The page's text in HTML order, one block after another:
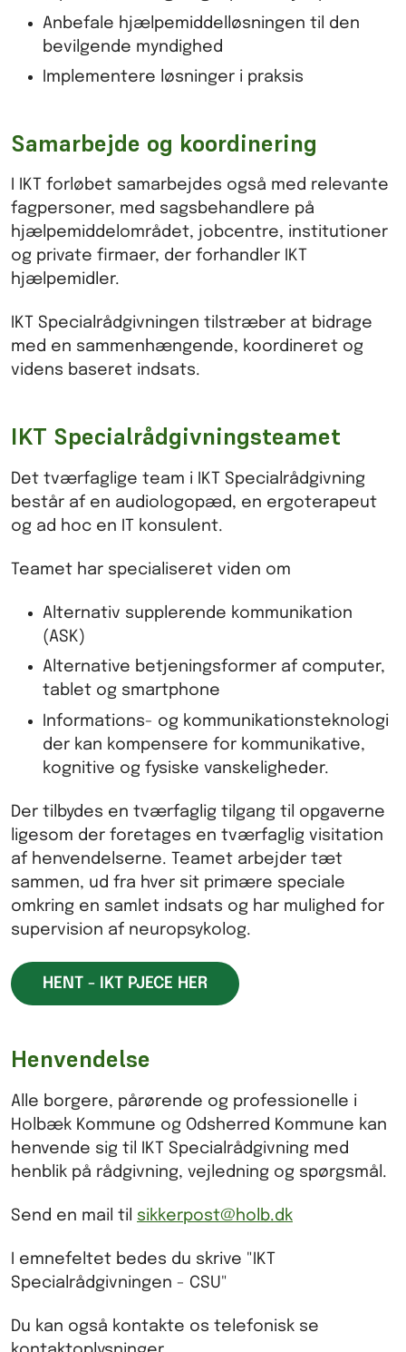
Anbefale hjælpemiddelløsningen til den
bevilgende myndighed
Implementere løsninger i praksis
Samarbejde og koordinering
I IKT forløbet samarbejdes også med relevante
fagpersoner, med sagsbehandlere på
hjælpemiddelområdet, jobcentre, institutioner
og private firmaer, der forhandler IKT
hjælpemidler.
IKT Specialrådgivningen tilstræber at bidrage
med en sammenhængende, koordineret og
videns baseret indsats.
IKT Specialrådgivningsteamet
Det tværfaglige team i IKT Specialrådgivning
består af en audiologopæd, en ergoterapeut
og ad hoc en IT konsulent.
Teamet har specialiseret viden om
Alternativ supplerende kommunikation
(ASK)
Alternative betjeningsformer af computer,
tablet og smartphone
Informations- og kommunikationsteknologi
der kan kompensere for kommunikative,
kognitive og fysiske vanskeligheder.
Der tilbydes en tværfaglig tilgang til opgaverne
ligesom der foretages en tværfaglig visitation
af henvendelserne. Teamet arbejder tæt
sammen, ud fra hver sit primære speciale
omkring en samlet indsats og har mulighed for
supervision af neuropsykolog.
HENT - IKT PJECE HER
Henvendelse
Alle borgere, pårørende og professionelle i
Holbæk Kommune og Odsherred Kommune kan
henvende sig til IKT Specialrådgivning med
henblik på rådgivning, vejledning og spørgsmål.
Send en mail til sikkerpost@holb.dk
I emnefeltet bedes du skrive "IKT
Specialrådgivningen - CSU"
Du kan også kontakte os telefonisk se